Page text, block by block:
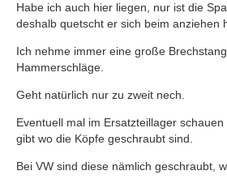
Habe ich auch hier liegen, nur ist die
deshalb quetscht er sich beim anziehen
Ich nehme immer eine große
Hammerschläge.
Geht natürlich nur zu zweit nech.
Eventuell mal im Ersatzteillager
gibt wo die Köpfe geschraubt sind.
Bei VW sind diese nämlich geschraubt,